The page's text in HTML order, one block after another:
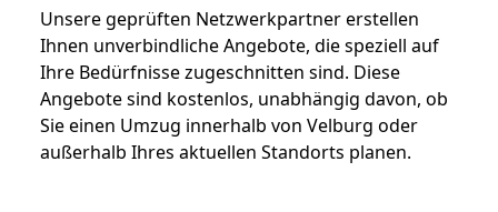
Unsere geprüften Netzwerkpartner erstellen
Ihnen unverbindliche Angebote, die speziell auf
Ihre Bedürfnisse zugeschnitten sind. Diese
Angebote sind kostenlos, unabhängig davon, ob
Sie einen Umzug innerhalb von Velburg oder
außerhalb Ihres aktuellen Standorts planen.